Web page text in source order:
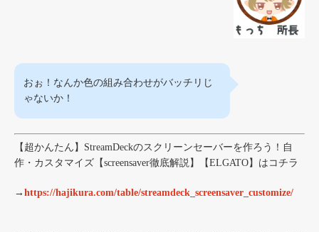
おぉ！なんか色の組み合わせがバッチリじ
ゃないか！
【超かんたん】StreamDeckのスクリーンセーバーを作ろう！自
作・カスタマイズ【screensaver徹底解説】【ELGATO】はコチラ
→ https://hajikura.com/table/streamdeck_screensaver_customize/